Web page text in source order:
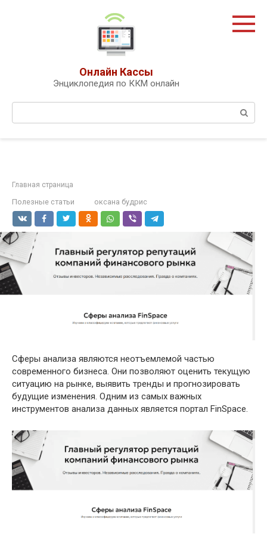
Онлайн Кассы
Энциклопедия по ККМ онлайн
Поиск:
Главная страница
Полезные статьи оксана будрис
Сферы анализа являются неотъемлемой частью
современного бизнеса. Они позволяют оценить текущую
ситуацию на рынке, выявить тренды и прогнозировать
будущие изменения. Одним из самых важных
инструментов анализа данных является портал FinSpace.